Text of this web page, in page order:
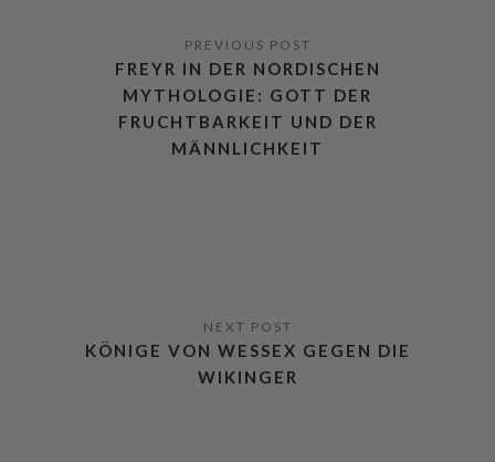
FREYR IN DER NORDISCHEN
MYTHOLOGIE: GOTT DER
FRUCHTBARKEIT UND DER
MÄNNLICHKEIT
KÖNIGE VON WESSEX GEGEN DIE
WIKINGER